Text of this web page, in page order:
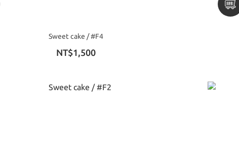
Sweet cake / #F4
NT$1,500